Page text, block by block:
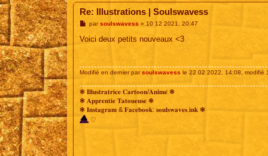
Re: Illustrations | Soulswavess
M
s
e
parsoulswavess» 10 12 2021, 20:47
Voici deux petits nouveaux <3
Modifié en dernier parsoulswavess le 22 02 2022, 14:08, modifié
❃ 𝐈𝐥𝐥𝐮𝐬𝐭𝐫𝐚𝐭𝐫𝐢𝐜𝐞 𝐂𝐚𝐫𝐭𝐨𝐨𝐧/𝐀𝐧𝐢𝐦𝐞́ ❃
❃ 𝐀𝐩𝐩𝐫𝐞𝐧𝐭𝐢𝐞 𝐓𝐚𝐭𝐨𝐮𝐞𝐮𝐬𝐞 ❃
❃ 𝐈𝐧𝐬𝐭𝐚𝐠𝐫𝐚𝐦 & 𝐅𝐚𝐜𝐞𝐛𝐨𝐨𝐤: 𝐬𝐨𝐮𝐥𝐬𝐰𝐚𝐯𝐞𝐬.𝐢𝐧𝐤 ❃
♡